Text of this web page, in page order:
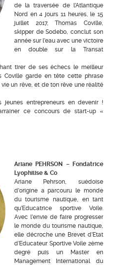
de la traversée de l’Atlantique
Nord en 4 jours 11 heures, le 15
juillet 2017, Thomas Coville,
skipper de Sodebo, conclut son
année sur l’eau avec une victoire
en double sur la Transat
tirer de ses échecs le meilleur
Coville garde en tête cette phrase
vie un rêve, et de ton rêve une réalité
entrepreneurs en devenir !
ce concours de start-up «
Ariane PEHRSON – Fondatrice
Lyophilise & Co
Ariane Pehrson, suédoise
d’origine a parcouru le monde
du tourisme nautique, en tant
qu’Educatrice sportive Voile.
Avec l’envie de faire progresser
le monde du tourisme nautique,
elle décroche une Brevet d’Etat
d’Educateur Sportive Voile 2ème
degré puis un Master en
Management International du